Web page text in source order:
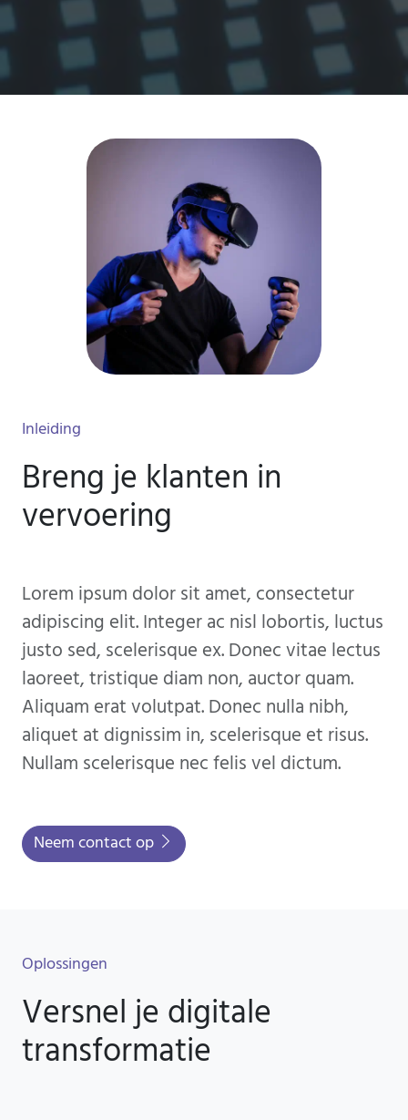
Inleiding
Breng je klanten in
vervoering
Lorem ipsum dolor sit amet, consectetur
adipiscing elit. Integer ac nisl lobortis, luctus
justo sed, scelerisque ex. Donec vitae lectus
laoreet, tristique diam non, auctor quam.
Aliquam erat volutpat. Donec nulla nibh,
aliquet at dignissim in, scelerisque et risus.
Nullam scelerisque nec felis vel dictum.
Neem contact op
Oplossingen
Versnel je digitale
transformatie